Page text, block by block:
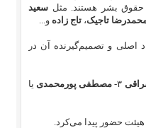
حقوق بشر هستند. مثل سعید
تاجیک، تاج زاده و...
اصلی و تصمیم‌گیرنده‌ آن در
مصطفی پورمحمدی یا
حضور پیدا می‌کرد.